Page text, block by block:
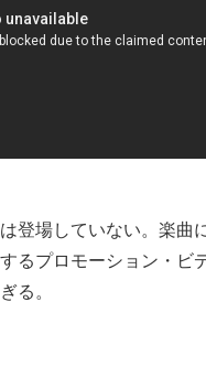
登場していない。楽曲
るプロモーション・ビ
る。